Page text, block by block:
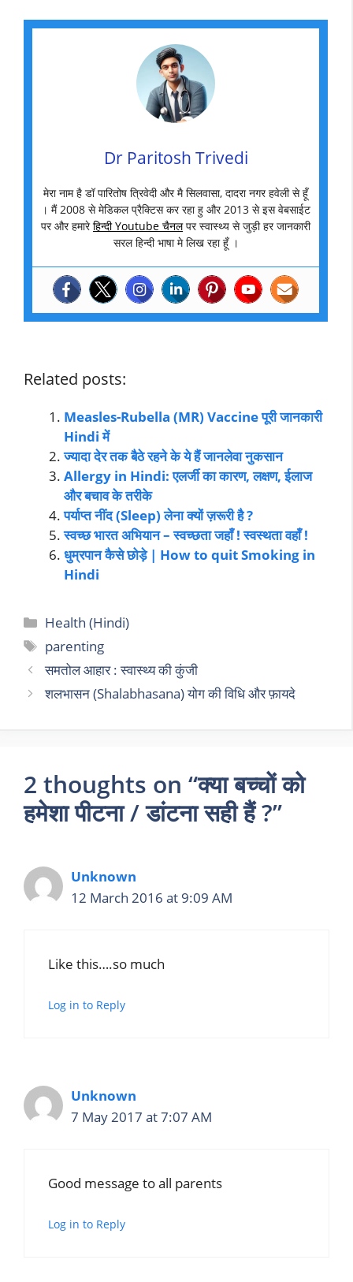
Dr Paritosh Trivedi
मेरा नाम है डॉ पारितोष त्रिवेदी और मै सिलवासा, दादरा नगर हवेली से हूँ
। मैं 2008 से मेडिकल प्रैक्टिस कर रहा हु और 2013 से इस वेबसाईट
पर और हमारेहिन्दी Youtube चैनलपर स्वास्थ्य से जुड़ी हर जानकारी
सरल हिन्दी भाषा मे लिख रहा हूँ ।
Related posts:
Measles-Rubella (MR) Vaccine पूरी जानकारी
Hindi में
ज्यादा देर तक बैठे रहने के ये हैं जानलेवा नुकसान
Allergy in Hindi: एलर्जी का कारण, लक्षण, ईलाज
और बचाव के तरीके
पर्याप्त नींद (Sleep) लेना क्यों ज़रूरी है ?
स्वच्छ भारत अभियान – स्वच्छता जहाँ ! स्वस्थता वहाँ !
धुम्रपान कैसे छोड़े | How to quit Smoking in
Hindi
Health (Hindi)
parenting
समतोल आहार : स्वास्थ्य की कुंजी
शलभासन (Shalabhasana) योग की विधि और फ़ायदे
2 thoughts on “क्या बच्चों को
हमेशा पीटना / डांटना सही हैं ?”
Unknown
12 March 2016 at 9:09 AM
Like this….so much
Log in to Reply
Unknown
7 May 2017 at 7:07 AM
Good message to all parents
Log in to Reply